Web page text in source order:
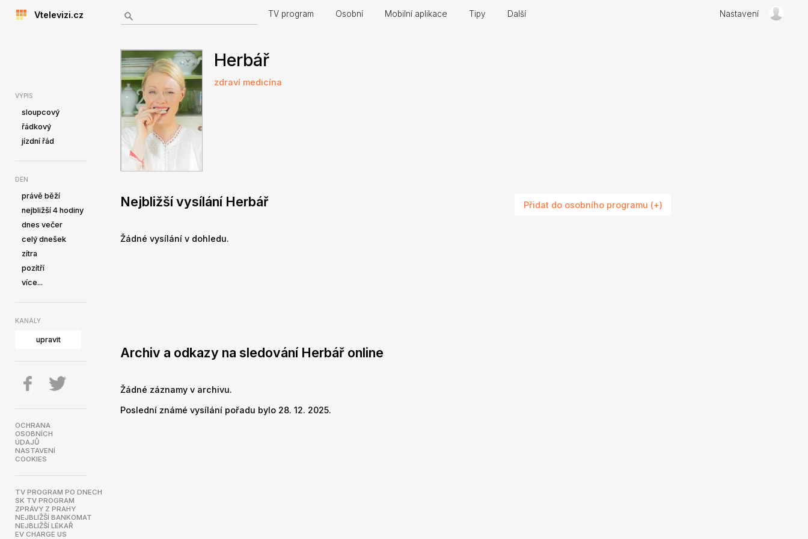
Vtelevizi.cz TV program Osobní Mobilní aplikace Tipy Další Nastavení
VÝPIS
sloupcový
řádkový
jízdní řád
DEN
právě běží
nejbližší 4 hodiny
dnes večer
celý dnešek
zítra
pozítří
více...
KANÁLY
upravit
OCHRANA
OSOBNÍCH
ÚDAJŮ
NASTAVENÍ
COOKIES
TV PROGRAM PO DNECH
SK TV PROGRAM
ZPRÁVY Z PRAHY
NEJBLIŽŠÍ BANKOMAT
NEJBLIŽŠÍ LÉKAŘ
EV CHARGE US
Herbář
zdraví medicína
Nejbližší vysílání Herbář
Žádné vysílání v dohledu.
Archiv a odkazy na sledování Herbář online
Žádné záznamy v archivu.
Poslední známé vysílání pořadu bylo 28. 12. 2025.
Přidat do osobního programu (+)